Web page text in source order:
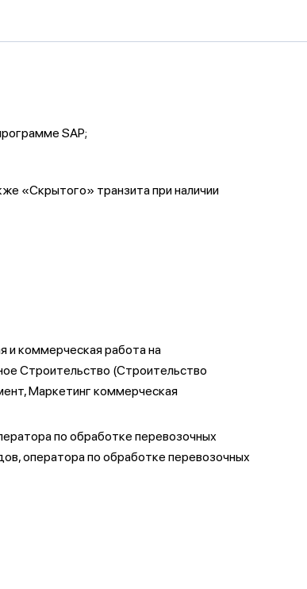
SAP;
«Скрытого» транзита при наличии
и коммерческая работа на
Строительство (Строительство
Маркетинг коммерческая
по обработке перевозочных
оператора по обработке перевозочных